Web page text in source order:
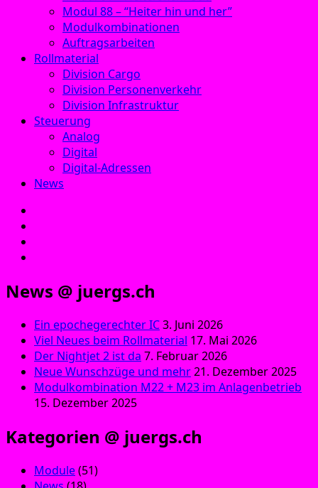
Modul 88 – “Heiter hin und her”
Modulkombinationen
Auftragsarbeiten
Rollmaterial
Division Cargo
Division Personenverkehr
Division Infrastruktur
Steuerung
Analog
Digital
Digital-Adressen
News
News @ juergs.ch
Ein epochegerechter IC3. Juni 2026
Viel Neues beim Rollmaterial 17. Mai 2026
Der Nightjet 2 ist da 7. Februar 2026
Neue Wunschzüge und mehr21. Dezember 2025
Modulkombination M22 + M23 im Anlagenbetrieb
15. Dezember 2025
Kategorien @ juergs.ch
Module(51)